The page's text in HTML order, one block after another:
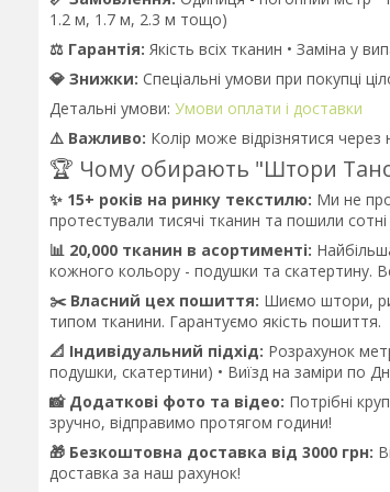
1.2 м, 1.7 м, 2.3 м тощо)
⚖️ Гарантія: Якість всіх тканин • Заміна у
💎 Знижки: Спеціальні умови при покупці
Детальні умови: Умови оплати і доставки
⚠️ Важливо: Колір може відрізнятися
🏆 Чому обирають "Штори
✨ 15+ років на ринку текстилю: Ми не
протестували тисячі тканин та пошили
📊 20,000 тканин в асортименті:
кожного кольору - подушки та скатертину.
✂️ Власний цех пошиття: Шиємо штори,
типом тканини. Гарантуємо якість пошиття.
📐 Індивідуальний підхід: Розрахунок
подушки, скатертини) • Виїзд на заміри по
📸 Додаткові фото та відео: Потрібні
зручно, відправимо протягом години!
🎁 Безкоштовна доставка від 3000 грн:
доставка за наш рахунок!